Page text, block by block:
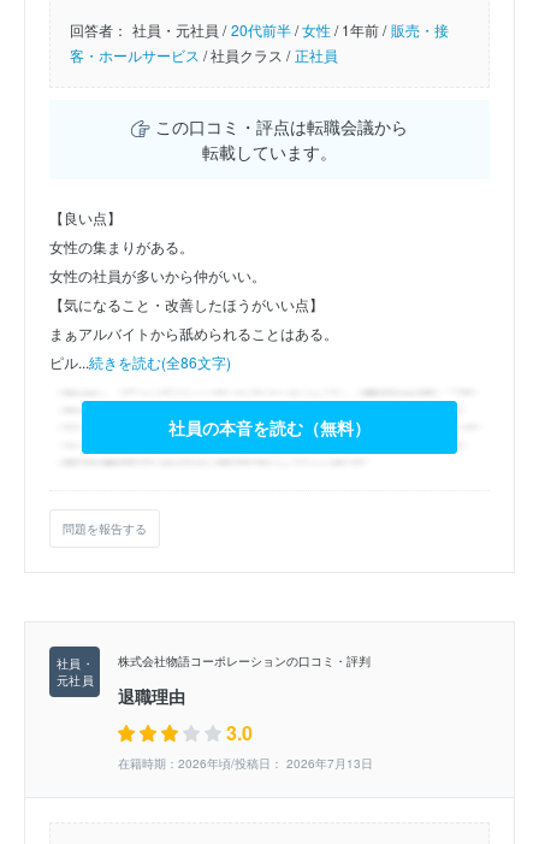
回答者： 社員・元社員 / 20代前半/女性/1年前 / 販売・接
客・ホールサービス /社員クラス / 正社員
この口コミ・評点は転職会議から
転載しています。
【良い点】
女性の集まりがある。
女性の社員が多いから仲がいい。
【気になること・改善したほうがいい点】
まぁアルバイトから舐められることはある。
ピル...続きを読む(全86文字)
社員の本音を読む（無料）
問題を報告する
株式会社物語コーポレーションの口コミ・評判
退職理由
3.0
在籍時期：2026年頃/投稿日： 2026年7月13日